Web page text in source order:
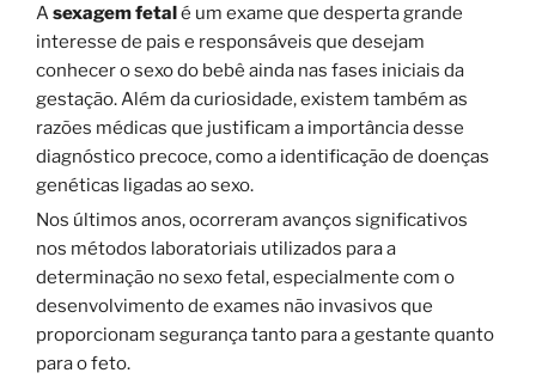
A sexagem fetalé um exame que desperta grande
interesse de pais e responsáveis que desejam
conhecer o sexo do bebê ainda nas fases iniciais da
gestação. Além da curiosidade, existem também as
razões médicas que justificam a importância desse
diagnóstico precoce, como a identificação de doenças
genéticas ligadas ao sexo.
Nos últimos anos, ocorreram avanços significativos
nos métodos laboratoriais utilizados para a
determinação no sexo fetal, especialmente com o
desenvolvimento de exames não invasivos que
proporcionam segurança tanto para a gestante quanto
para o feto.